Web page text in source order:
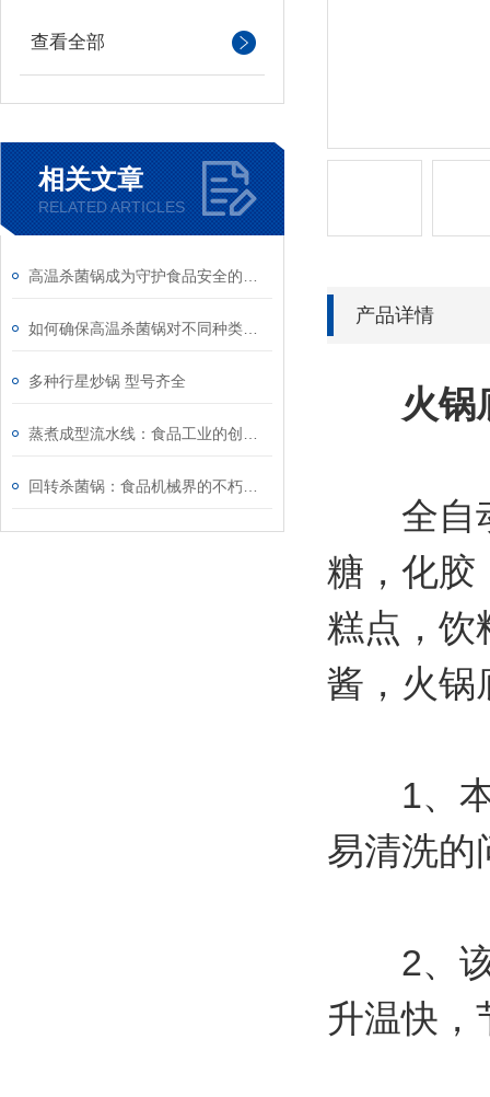
查看全部
相关文章
RELATED ARTICLES
多种行星炒锅 型号齐全
产品详情
火锅
全自动
糖，化胶
糕点，饮
酱，火锅
1、本
易清洗的
2、该
升温快，